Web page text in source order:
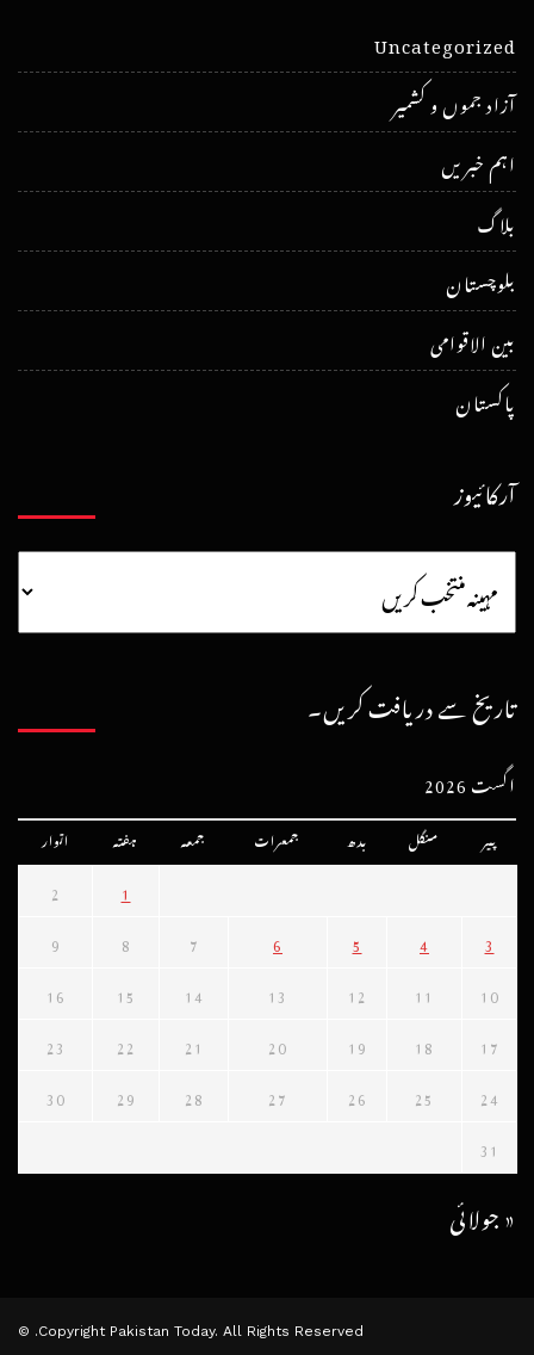
Uncategorized
آزاد جموں و کشمیر
اہم خبریں
بلاگ
بلوچستان
بین الاقوامی
پاکستان
آرکائیوز
تاریخ سے دریافت کریں۔
اگست 2026
پیر منگل بدھ جمعرات جمعہ ہفتہ اتوار
1
2
3
4
5
6
7
8
9
10
11
12
13
14
15
16
17
18
19
20
21
22
23
24
25
26
27
28
29
30
31
« جولائی
Copyright Pakistan Today. All Rights Reserved. ©